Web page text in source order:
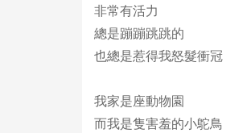
非常有活力
總是蹦蹦跳跳的
也總是惹得我怒髮衝冠
我家是座動物園
而我是隻害羞的小鴕鳥